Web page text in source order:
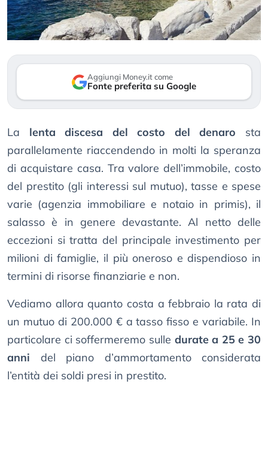
Aggiungi Money.it come
Fonte preferita su Google
La lenta discesa del costo del denaro sta
parallelamente riaccendendo in molti la speranza
di acquistare casa. Tra valore dell’immobile, costo
del prestito (gli interessi sul mutuo), tasse e spese
varie (agenzia immobiliare e notaio in primis), il
salasso è in genere devastante. Al netto delle
eccezioni si tratta del principale investimento per
milioni di famiglie, il più oneroso e dispendioso in
termini di risorse finanziarie e non.
Vediamo allora quanto costa a febbraio la rata di
un mutuo di 200.000 € a tasso fisso e variabile. In
particolare ci soffermeremo sulle durate a 25 e 30
anni del piano d’ammortamento considerata
l’entità dei soldi presi in prestito.